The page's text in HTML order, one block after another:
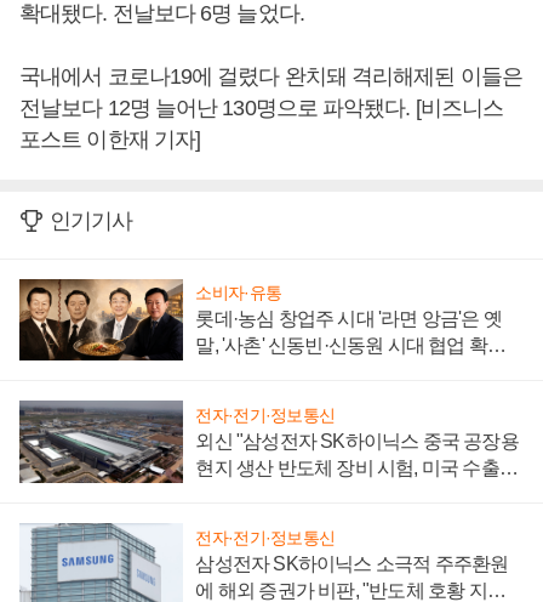
확대됐다. 전날보다 6명 늘었다.
국내에서 코로나19에 걸렸다 완치돼 격리해제된 이들은
전날보다 12명 늘어난 130명으로 파악됐다. [비즈니스
포스트 이한재 기자]
인기기사
소비자·유통
롯데·농심 창업주 시대 '라면 앙금'은 옛
말, '사촌' 신동빈·신동원 시대 협업 확대
전자·전기·정보통신
외신 "삼성전자 SK하이닉스 중국 공장용
현지 생산 반도체 장비 시험, 미국 수출통
전자·전기·정보통신
삼성전자 SK하이닉스 소극적 주주환원
에 해외 증권가 비판, "반도체 호황 지속